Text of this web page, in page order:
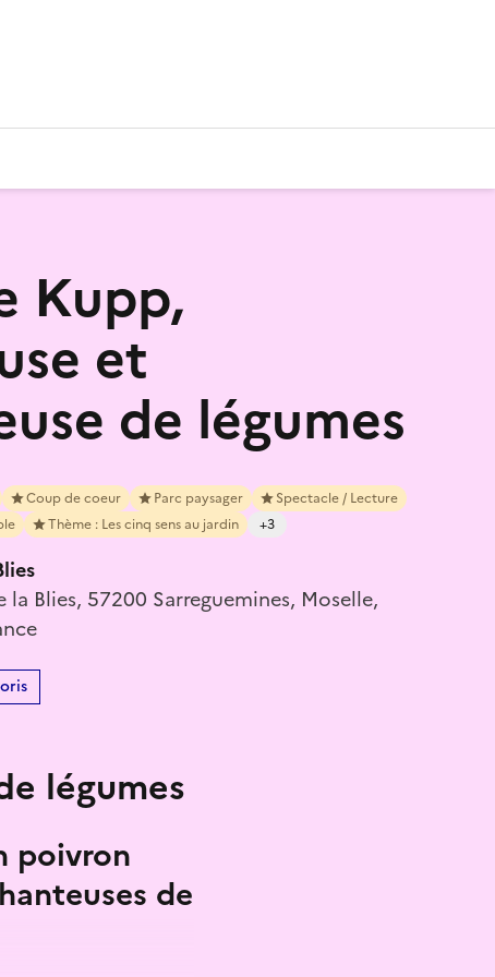
Kupp,
et
de légumes
Coup de coeur Parc paysager
Spectacle / Lecture
Thème : Les cinq sens au jardin +3
la Blies, 57200 Sarreguemines, Moselle,
légumes
poivron
de